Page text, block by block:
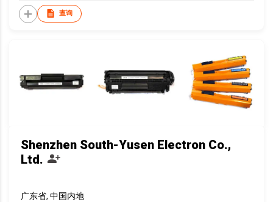
查询
Shenzhen South-Yusen Electron Co.,
Ltd.
广东省, 中国内地